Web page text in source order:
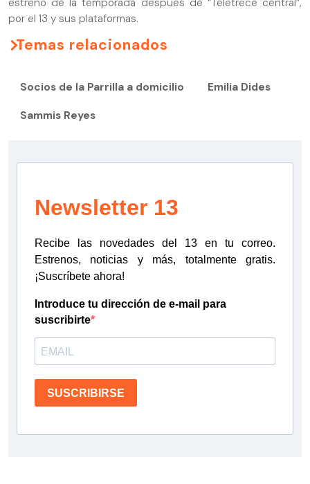
estreno de la temporada después de “Teletrece central”,
por el 13 y sus plataformas.
Temas relacionados
Socios de la Parrilla a domicilio Emilia Dides
Sammis Reyes
Newsletter 13
Recibe las novedades del 13 en tu correo.
Estrenos, noticias y más, totalmente gratis.
¡Suscríbete ahora!
Introduce tu dirección de e-mail para
suscribirte
SUSCRIBIRSE